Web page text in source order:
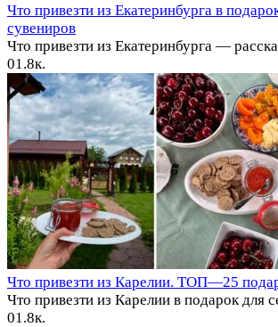
Что привезти из Екатеринбурга в
сувениров
Что привезти из Екатеринбурга —
01.8к.
Что привезти из Карелии. ТОП—25
Что привезти из Карелии в подарок для
01.8к.